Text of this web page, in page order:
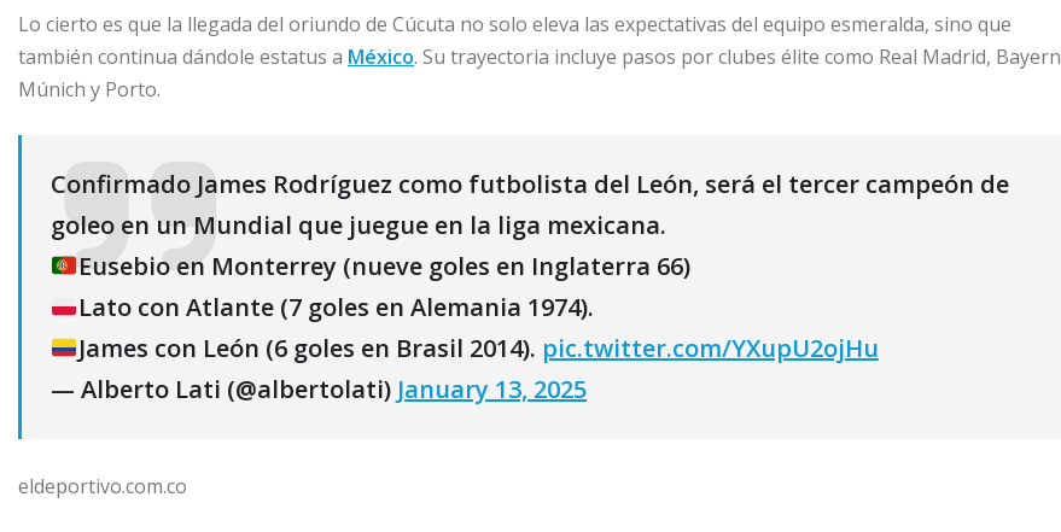
Lo cierto es que la llegada del oriundo de Cúcuta no solo eleva las expectativas del equipo esmeralda, sino que
también continua dándole estatus a México. Su trayectoria incluye pasos por clubes élite como Real Madrid, Bayern
Múnich y Porto.
Confirmado James Rodríguez como futbolista del León, será el tercer campeón de
goleo en un Mundial que juegue en la liga mexicana.
Eusebio en Monterrey (nueve goles en Inglaterra 66)
Lato con Atlante (7 goles en Alemania 1974).
James con León (6 goles en Brasil 2014). pic.twitter.com/YXupU2ojHu
— Alberto Lati (@albertolati) January 13, 2025
eldeportivo.com.co